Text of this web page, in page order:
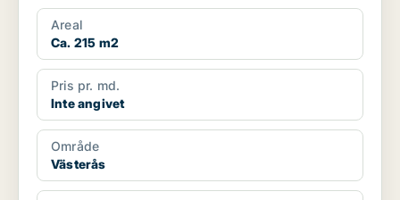
Areal
Ca. 215 m2
Pris pr. md.
Inte angivet
Område
Västerås